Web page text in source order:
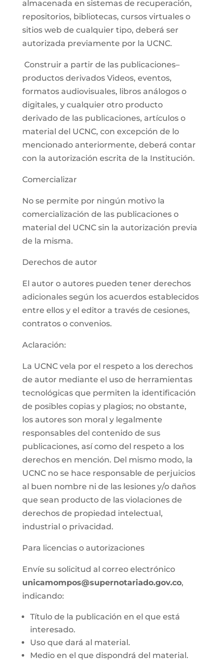
almacenada en sistemas de recuperación,
repositorios, bibliotecas, cursos virtuales o
sitios web de cualquier tipo, deberá ser
autorizada previamente por la UCNC.
Construir a partir de las publicaciones–
productos derivados Videos, eventos,
formatos audiovisuales, libros análogos o
digitales, y cualquier otro producto
derivado de las publicaciones, artículos o
material del UCNC, con excepción de lo
mencionado anteriormente, deberá contar
con la autorización escrita de la Institución.
Comercializar
No se permite por ningún motivo la
comercialización de las publicaciones o
material del UCNC sin la autorización previa
de la misma.
Derechos de autor
El autor o autores pueden tener derechos
adicionales según los acuerdos establecidos
entre ellos y el editor a través de cesiones,
contratos o convenios.
Aclaración:
La UCNC vela por el respeto a los derechos
de autor mediante el uso de herramientas
tecnológicas que permiten la identificación
de posibles copias y plagios; no obstante,
los autores son moral y legalmente
responsables del contenido de sus
publicaciones, así como del respeto a los
derechos en mención. Del mismo modo, la
UCNC no se hace responsable de perjuicios
al buen nombre ni de las lesiones y/o daños
que sean producto de las violaciones de
derechos de propiedad intelectual,
industrial o privacidad.
Para licencias o autorizaciones
Envíe su solicitud al correo electrónico
unicamompos@supernotariado.gov.co,
indicando:
Título de la publicación en el que está
interesado.
Uso que dará al material.
Medio en el que dispondrá del material.